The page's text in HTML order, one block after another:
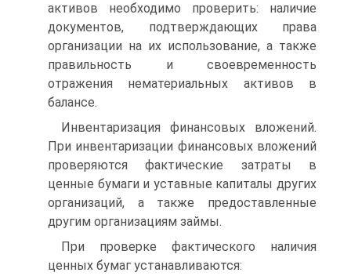
активов необходимо проверить: наличие
документов, подтверждающих права
организации на их использование, а также
правильность и своевременность
отражения нематериальных активов в
балансе.
Инвентаризация финансовых вложений.
При инвентаризации финансовых вложений
проверяются фактические затраты в
ценные бумаги и уставные капиталы других
организаций, а также предоставленные
другим организациям займы.
При проверке фактического наличия
ценных бумаг устанавливаются: